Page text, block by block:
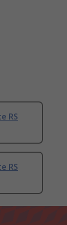
RS
RS